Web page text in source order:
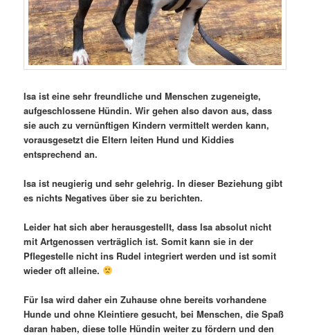
Isa ist eine sehr freundliche und Menschen zugeneigte,
aufgeschlossene Hündin. Wir gehen also davon aus, dass
sie auch zu vernünftigen Kindern vermittelt werden kann,
vorausgesetzt die Eltern leiten Hund und Kiddies
entsprechend an.
Isa ist neugierig und sehr gelehrig. In dieser Beziehung gibt
es nichts Negatives über sie zu berichten.
Leider hat sich aber herausgestellt, dass Isa absolut nicht
mit Artgenossen verträglich ist. Somit kann sie in der
Pflegestelle nicht ins Rudel integriert werden und ist somit
wieder oft alleine.
Für Isa wird daher ein Zuhause ohne bereits vorhandene
Hunde und ohne Kleintiere gesucht, bei Menschen, die Spaß
daran haben, diese tolle Hündin weiter zu fördern und den